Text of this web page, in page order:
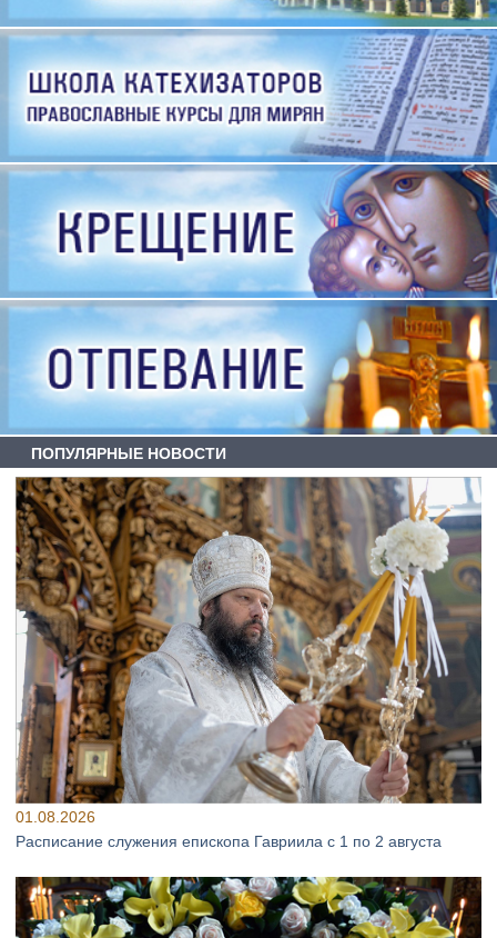
ПОПУЛЯРНЫЕ НОВОСТИ
01.08.2026
Расписание служения епископа Гавриила с 1 по 2 августа